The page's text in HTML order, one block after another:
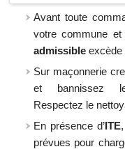
Avant toute
votre commune
admissibleexcède
Sur maçonnerie
et bannissez
Respectez le
En présence d’ITE
prévues pour